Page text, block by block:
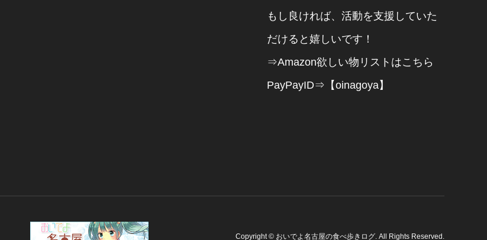
もし良ければ、活動を支援していた
だけると嬉しいです！
⇒Amazon欲しい物リストはこちら
PayPayID⇒【oinagoya】
Copyright © おいでよ名古屋の食べ歩きログ . All Rights Reserved.